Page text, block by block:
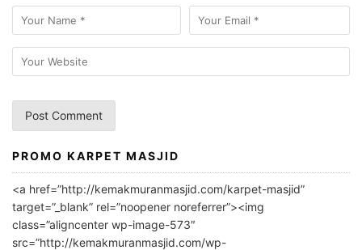
A
l
r
PROMO KARPET MASJID
<a href=”http://kemakmuranmasjid.com/karpet-masjid”
target=”_blank” rel=”noopener noreferrer”><img
class=”aligncenter wp-image-573″
src=”http://kemakmuranmasjid.com/wp-